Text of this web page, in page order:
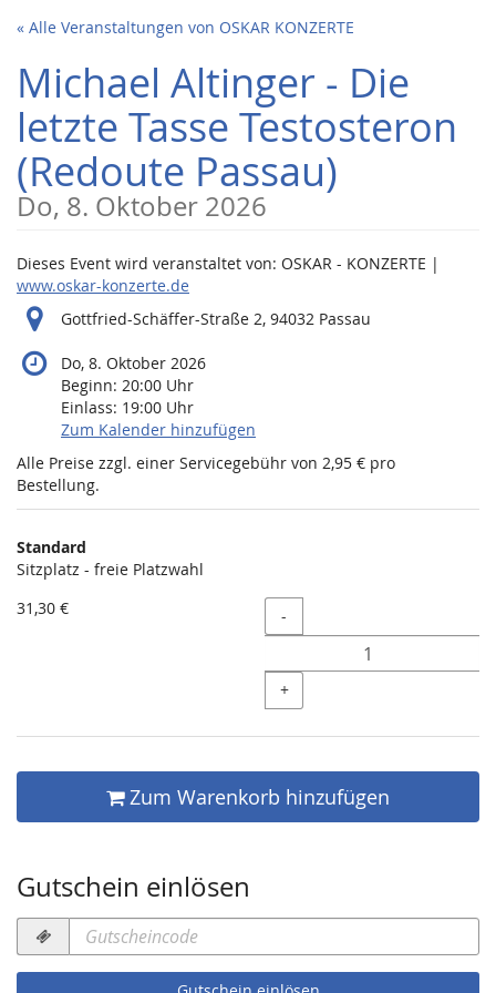
Zum
Inhalt
springen
« Alle Veranstaltungen von OSKAR KONZERTE
Michael Altinger - Die
letzte Tasse Testosteron
(Redoute Passau)
Do, 8. Oktober 2026
Dieses Event wird veranstaltet von: OSKAR - KONZERTE |
www.oskar-konzerte.de
Gottfried-Schäffer-Straße 2, 94032 Passau
Do, 8. Oktober 2026
Beginn: 20:00 Uhr
Einlass: 19:00 Uhr
Zum Kalender hinzufügen
Alle Preise zzgl. einer Servicegebühr von 2,95 € pro
Bestellung.
Produkte
Unkategorisierte
Produkte
Standard
Sitzplatz - freie Platzwahl
31,30 €
Menge
-
+
Zum Warenkorb hinzufügen
Gutschein einlösen
Gutscheincode
erforderlich